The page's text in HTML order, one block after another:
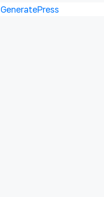
GeneratePress